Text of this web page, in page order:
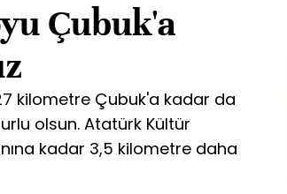
Çubuk'a
kilometre Çubuk'a kadar da
olsun. Atatürk Kültür
kadar 3,5 kilometre daha